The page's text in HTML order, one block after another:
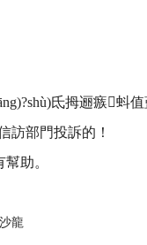
氐拇逦瘯蚪
部門投訴的！
助。
龍